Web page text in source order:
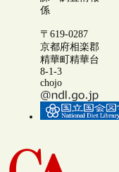
係
〒619-0287
京都府相楽郡
精華町精華台
8-1-3
chojo